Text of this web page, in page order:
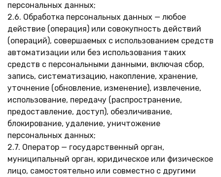
персональных данных;
2.6. Обработка персональных данных — любое
действие (операция) или совокупность действий
(операций), совершаемых с использованием средств
автоматизации или без использования таких
средств с персональными данными, включая сбор,
запись, систематизацию, накопление, хранение,
уточнение (обновление, изменение), извлечение,
использование, передачу (распространение,
предоставление, доступ), обезличивание,
блокирование, удаление, уничтожение
персональных данных;
2.7. Оператор — государственный орган,
муниципальный орган, юридическое или физическое
лицо, самостоятельно или совместно с другими